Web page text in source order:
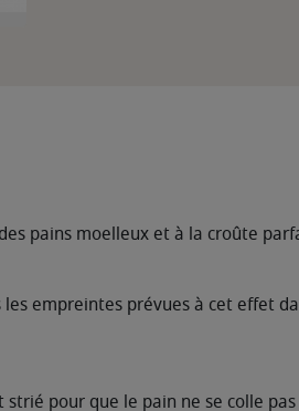
pains moelleux et à la croûte
empreintes prévues à cet effet
pour que le pain ne se colle